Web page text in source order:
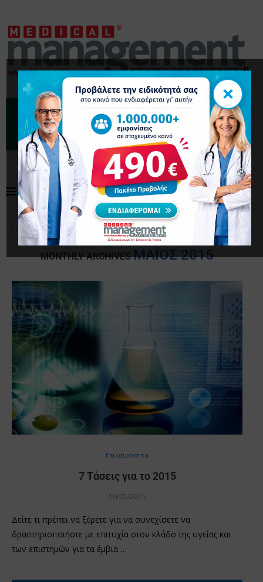
Home Archives
MONTHLY ARCHIVESΜΆΙΟΣ 2015
Επικαιρότητα
7 Tάσεις για το 2015
10/05/2015
Δείτε τι πρέπει να ξέρετε για να συνεχίσετε να
δραστηριοποιήστε με επιτυχία στον κλάδο της υγείας και
των επιστημών για τα έμβια …
×
×